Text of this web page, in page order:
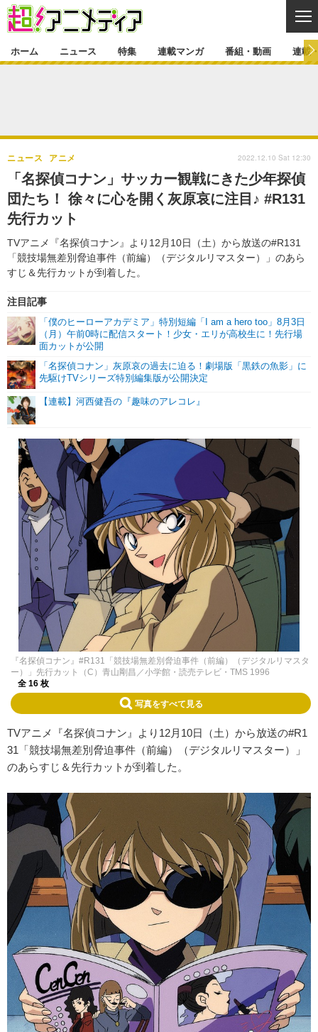
ゲーム・アプリ マンガ
グッズ イベント
声優
舞台 新帝スタ
特集一覧 カバー
ラキりす
連載マンガ
連載マンガ一覧 連載一覧
番組・動画
番組・動画一覧 ラジオ
動画
連載・ブログ
連載・ブログ一覧
編集部ブログ・お知らせ
ホーム ニュース 特集 連載マンガ 番組・動画 連載
「名探偵コナン」サッカー観戦にきた少年探偵
団たち！ 徐々に心を開く灰原哀に注目♪ #R131
先行カット
TVアニメ『名探偵コナン』より12月10日（土）から放送の#R131
「競技場無差別脅迫事件（前編）（デジタルリマスター）」のあら
すじ＆先行カットが到着した。
ニュース アニメ
注目記事
「僕のヒーローアカデミア」特別短編「I am a hero too」8月3日
（月）午前0時に配信スタート！少女・エリが高校生に！先行場
面カットが公開
「名探偵コナン」灰原哀の過去に迫る！劇場版「黒鉄の魚影」に
先駆けTVシリーズ特別編集版が公開決定
【連載】河西健吾の『趣味のアレコレ』
2022.12.10 Sat 12:30
『名探偵コナン』#R131「競技場無差別脅迫事件（前編）（デジタルリマスタ
ー）」先行カット（C）青山剛昌／小学館・読売テレビ・TMS 1996
全 16 枚
写真をすべて見る
TVアニメ『名探偵コナン』より12月10日（土）から放送の#R1
31「競技場無差別脅迫事件（前編）（デジタルリマスター）」
のあらすじ＆先行カットが到着した。